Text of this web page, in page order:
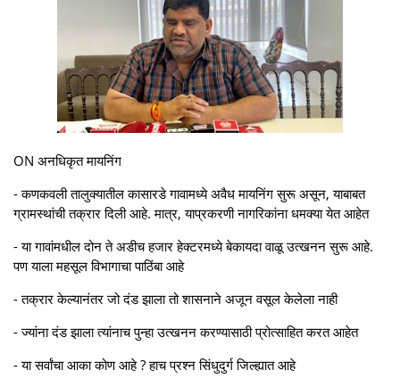
ON अनधिकृत मायनिंग
- कणकवली तालुक्यातील कासारडे गावामध्ये अवैध मायनिंग सुरू असून, याबाबत
ग्रामस्थांची तक्रार दिली आहे. मात्र, याप्रकरणी नागरिकांना धमक्या येत आहेत
- या गावांमधील दोन ते अडीच हजार हेक्टरमध्ये बेकायदा वाळू उत्खनन सुरू आहे.
पण याला महसूल विभागाचा पाठिंबा आहे
- तक्रार केल्यानंतर जो दंड झाला तो शासनाने अजून वसूल केलेला नाही
- ज्यांना दंड झाला त्यांनाच पुन्हा उत्खनन करण्यासाठी प्रोत्साहित करत आहेत
- या सर्वांचा आका कोण आहे ? हाच प्रश्न सिंधुदुर्ग जिल्ह्यात आहे